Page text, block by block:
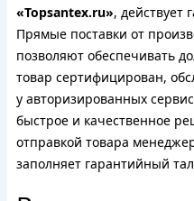
«Topsantex.ru», действует
Прямые поставки от
позволяют обеспечивать
товар сертифицирован,
у авторизированных
быстрое и качественное
отправкой товара
заполняет гарантийный